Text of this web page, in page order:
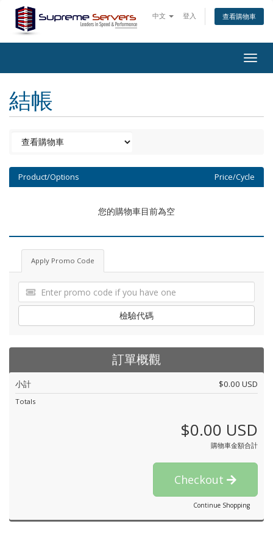
中文 登入 查看購物車
結帳
Product/Options Price/Cycle
您的購物車目前為空
Apply Promo Code
檢驗代碼
訂單概觀
小計 $0.00 USD
Totals
$0.00 USD
購物車金額合計
Checkout
Continue Shopping